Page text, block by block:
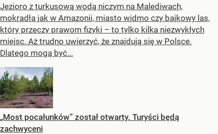
Jezioro z turkusową wodą niczym na Malediwach,
mokradła jak w Amazonii, miasto widmo czy bajkowy las,
który przeczy prawom fizyki – to tylko kilka niezwykłych
miejsc. Aż trudno uwierzyć, że znajdują się w Polsce.
Dlatego mogą być...
„Most pocałunków” został otwarty. Turyści będą
zachwyceni